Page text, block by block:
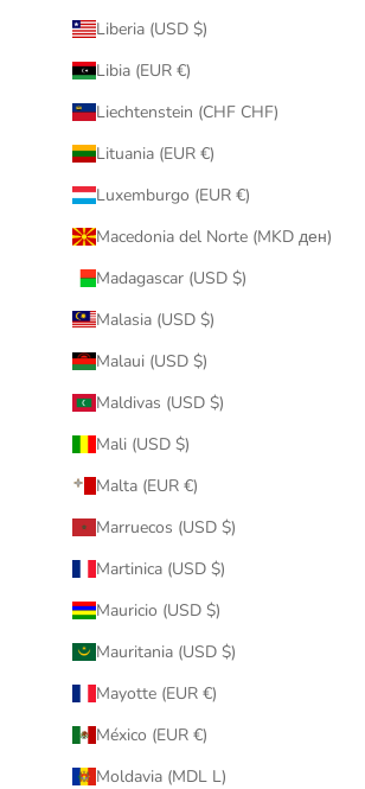
Liberia (USD $)
Libia (EUR €)
Liechtenstein (CHF CHF)
Lituania (EUR €)
Luxemburgo (EUR €)
Macedonia del Norte (MKD ден)
Madagascar (USD $)
Malasia (USD $)
Malaui (USD $)
Maldivas (USD $)
Mali (USD $)
Malta (EUR €)
Marruecos (USD $)
Martinica (USD $)
Mauricio (USD $)
Mauritania (USD $)
Mayotte (EUR €)
México (EUR €)
Moldavia (MDL L)